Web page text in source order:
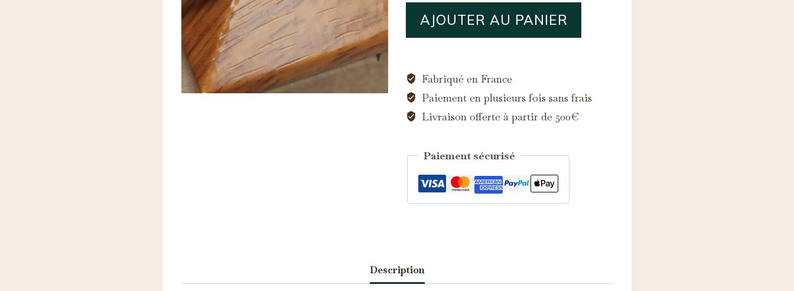
0.50ct
AJOUTER AU PANIER
Fabriqué en France
Paiement en plusieurs fois sans frais
Livraison offerte à partir de 500€
Paiement sécurisé
Description
Nécessaires TOUJOURS ACTIFS